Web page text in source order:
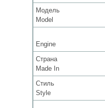
Модель
Model
Engine
Страна
Made In
Стиль
Style